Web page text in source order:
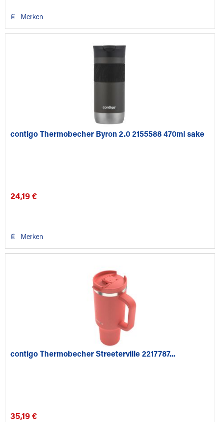
Merken
contigo Thermobecher Byron 2.0 2155588 470ml sake
24,19 €
Merken
contigo Thermobecher Streeterville 2217787...
35,19 €